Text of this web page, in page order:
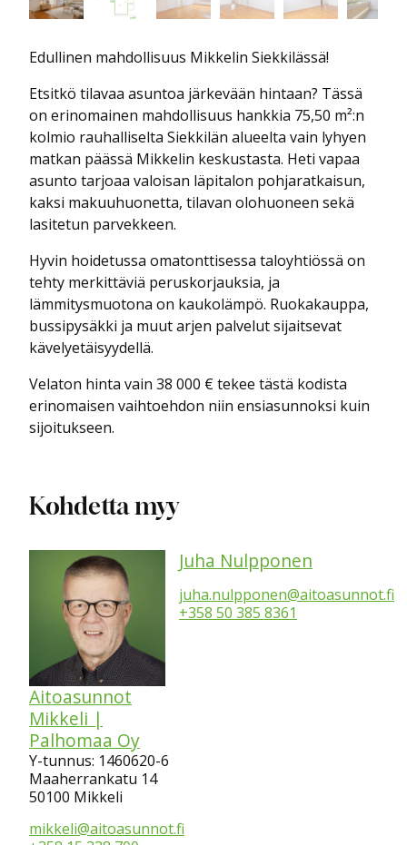
Edullinen mahdollisuus Mikkelin Siekkilässä!
Etsitkö tilavaa asuntoa järkevään hintaan? Tässä
on erinomainen mahdollisuus hankkia 75,50 m²:n
kolmio rauhalliselta Siekkilän alueelta vain lyhyen
matkan päässä Mikkelin keskustasta. Heti vapaa
asunto tarjoaa valoisan läpitalon pohjaratkaisun,
kaksi makuuhuonetta, tilavan olohuoneen sekä
lasitetun parvekkeen.
Hyvin hoidetussa omatonttisessa taloyhtiössä on
tehty merkittäviä peruskorjauksia, ja
lämmitysmuotona on kaukolämpö. Ruokakauppa,
bussipysäkki ja muut arjen palvelut sijaitsevat
kävelyetäisyydellä.
Velaton hinta vain 38 000 € tekee tästä kodista
erinomaisen vaihtoehdon niin ensiasunnoksi kuin
sijoitukseen.
Kohdetta myy
Juha Nulpponen
juha.nulpponen@aitoasunnot.fi
+358 50 385 8361
Aitoasunnot
Mikkeli |
Palhomaa Oy
Y-tunnus: 1460620-6
Maaherrankatu 14
50100 Mikkeli
mikkeli@aitoasunnot.fi